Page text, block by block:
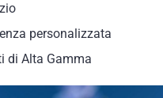
personalizzata
di Alta Gamma